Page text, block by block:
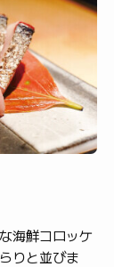
海鮮コロッケ
りと並びま